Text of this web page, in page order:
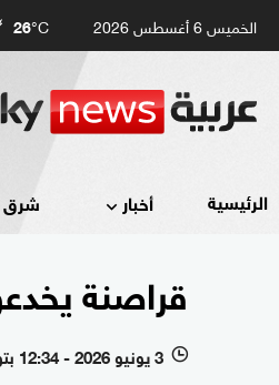
الخميس 6 أغسطس 2026 26°C
الرئيسية أخبار
قراصنة
l 3 يونيو 2026 - 12:34 بتوقيت أبوظبي